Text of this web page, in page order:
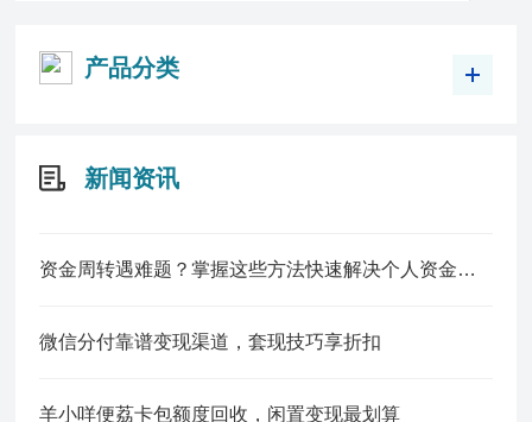
产品分类
新闻资讯
资金周转遇难题？掌握这些方法快速解决个人资金缺口
微信分付靠谱变现渠道，套现技巧享折扣
羊小咩便荔卡包额度回收，闲置变现最划算